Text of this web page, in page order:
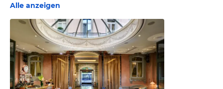
Alle anzeigen